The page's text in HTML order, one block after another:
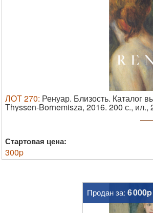
ЛОТ270: Ренуар. Близость. Каталог
Thyssen-Bornemisza, 2016. 200 с., ил.,
Каталог выставки работ Ренуара,
Стартовая цена:
300p
Продан за: 6 000p